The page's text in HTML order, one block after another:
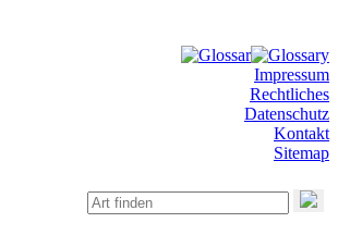
Impressum
Rechtliches
Datenschutz
Kontakt
Sitemap